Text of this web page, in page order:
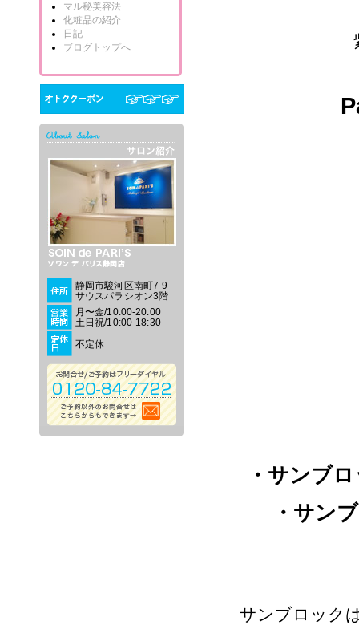
マル秘美容法
化粧品の紹介
日記
ブログトップへ
静岡市駿河区南町7-9
サウスパラシオン3階
月〜金/10:00-20:00
土日祝/10:00-18:30
不定休
・サンブ
・サン
サンブロック